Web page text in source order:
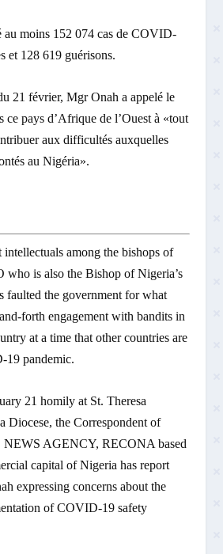
au moins 152 074 cas de COVID-
et 128 619 guérisons.
21 février, Mgr Onah a appelé le
ce pays d’Afrique de l’Ouest à «tout
aux difficultés auxquelles
au Nigéria».
intellectuals among the bishops of
is also the Bishop of Nigeria’s
faulted the government for what
forth engagement with bandits in
at a time that other countries are
pandemic.
21 homily at St. Theresa
Diocese, the Correspondent of
AGENCY, RECONA based
capital of Nigeria has report
expressing concerns about the
of COVID-19 safety